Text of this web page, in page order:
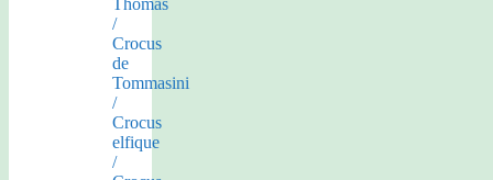
Thomas
/
Crocus
de
Tommasini
/
Crocus
elfique
/